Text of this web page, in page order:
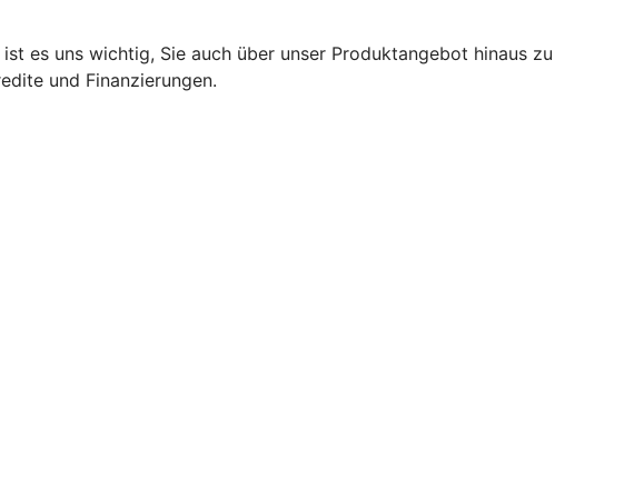
es uns wichtig, Sie auch über unser Produktangebot hinaus zu
und Finanzierungen.